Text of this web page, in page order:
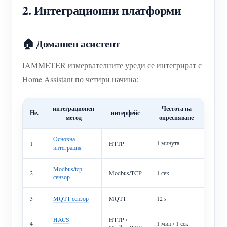
2. Интеграционни платформи
🏠 Домашен асистент
IAMMETER измервателните уреди се интегрират с
Home Assistant по четири начина:
Не.
интеграционен
метод
интерфейс
Честота на
опресняване
1
Основна
интеграция
HTTP 1 минута
2
Modbus/tcp
сензор
Modbus/TCP 1 сек
3 MQTT сензор MQTT 12 s
4
HACS
HTTP /
1 мин / 1 сек